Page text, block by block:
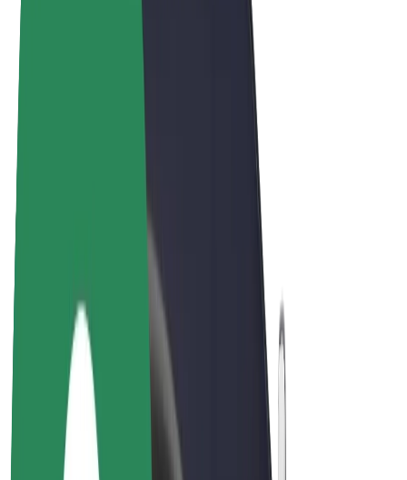
Zarobki kuriera
Partnerzy Bolt Food
Floty
Franczyza
O nas
Kariera